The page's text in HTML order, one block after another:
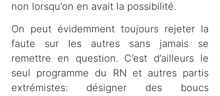
non lorsqu’on en avait la possibilité.
On peut évidemment toujours rejeter la
faute sur les autres sans jamais se
remettre en question. C’est d’ailleurs le
seul programme du RN et autres partis
extrémistes: désigner des boucs